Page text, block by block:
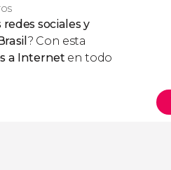
sociales y
? Con esta
a Internet en todo